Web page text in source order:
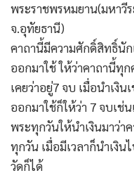
พระราชพรหมยาน(มหาวีร
จ.อุทัยธานี)
คาถานี้มีความศักดิ์สิทธิ์นัก
ออกมาใช้ ให้ว่าคาถานี้ทุ
เคยว่าอยู่7 จบ เมื่อนำเงิ
ออกมาใช้ก็ให้ว่า 7 จบเช่
พระทุกวันให้นำเงินมาว่า
ทุกวัน เมื่อมีเวลาก็นำเงิน
วัดก็ได้